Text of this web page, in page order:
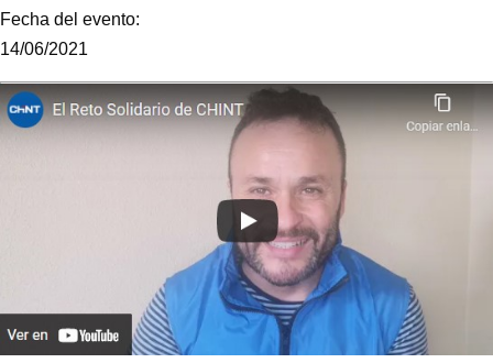
Fecha del evento:
14/06/2021